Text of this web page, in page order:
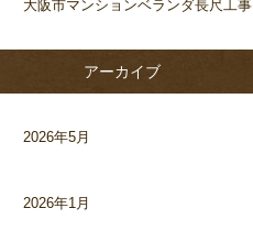
大阪市マンションベランダ長尺工事
アーカイブ
2026年5月
2026年1月